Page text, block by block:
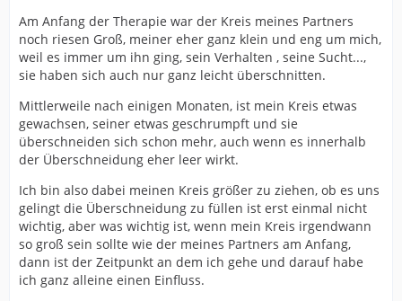
Am Anfang der Therapie war der Kreis meines Partners
noch riesen Groß, meiner eher ganz klein und eng um mich,
weil es immer um ihn ging, sein Verhalten , seine Sucht...,
sie haben sich auch nur ganz leicht überschnitten.
Mittlerweile nach einigen Monaten, ist mein Kreis etwas
gewachsen, seiner etwas geschrumpft und sie
überschneiden sich schon mehr, auch wenn es innerhalb
der Überschneidung eher leer wirkt.
Ich bin also dabei meinen Kreis größer zu ziehen, ob es uns
gelingt die Überschneidung zu füllen ist erst einmal nicht
wichtig, aber was wichtig ist, wenn mein Kreis irgendwann
so groß sein sollte wie der meines Partners am Anfang,
dann ist der Zeitpunkt an dem ich gehe und darauf habe
ich ganz alleine einen Einfluss.